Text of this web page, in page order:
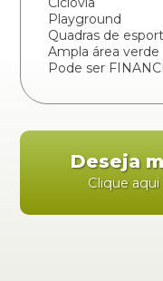
Playground
Quadras de
Ampla área verde
Pode ser
Deseja
Clique